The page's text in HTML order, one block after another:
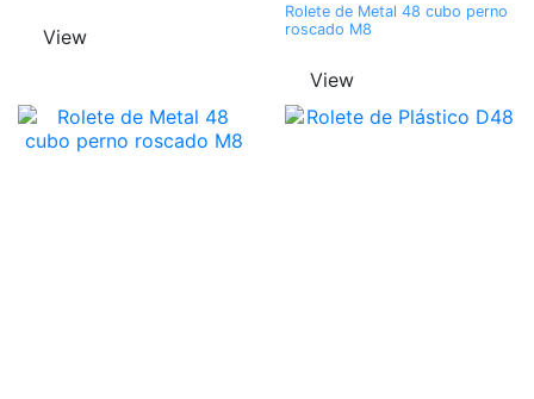
View
Rolete de Metal 48 cubo perno
roscado M8
View